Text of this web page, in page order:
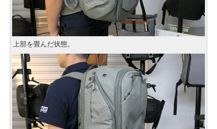
上部を畳んだ状態。